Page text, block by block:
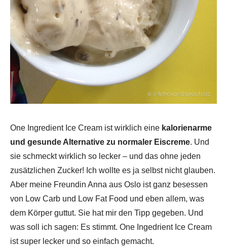
One Ingredient Ice Cream ist wirklich eine kalorienarme
und gesunde Alternative zu normaler Eiscreme. Und
sie schmeckt wirklich so lecker – und das ohne jeden
zusätzlichen Zucker! Ich wollte es ja selbst nicht glauben.
Aber meine Freundin Anna aus Oslo ist ganz besessen
von Low Carb und Low Fat Food und eben allem, was
dem Körper guttut. Sie hat mir den Tipp gegeben. Und
was soll ich sagen: Es stimmt. One Ingedrient Ice Cream
ist super lecker und so einfach gemacht.